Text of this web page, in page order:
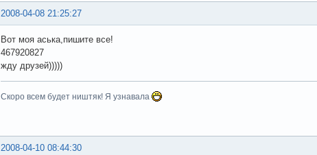
2008-04-08 21:25:27
Вот моя аська,пишите все!
467920827
жду друзей)))))
Скоро всем будет ништяк! Я узнавала
2008-04-10 08:44:30